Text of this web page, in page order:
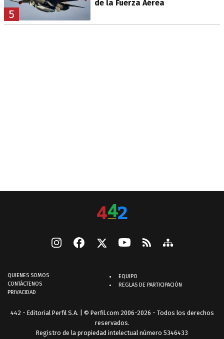
5
de la Fuerza Aérea
QUIENES SOMOS
CONTÁCTENOS
PRIVACIDAD
EQUIPO
REGLAS DE PARTICIPACIÓN
442 - Editorial Perfil S.A. | © Perfil.com 2006-2026 - Todos los derechos
reservados.
Registro de la propiedad intelectual número 5346433